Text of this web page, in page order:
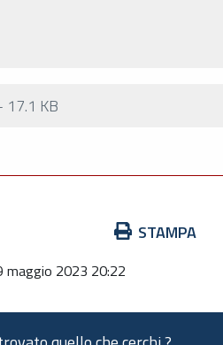
17.1 KB
STAMPA
maggio 2023 20:22